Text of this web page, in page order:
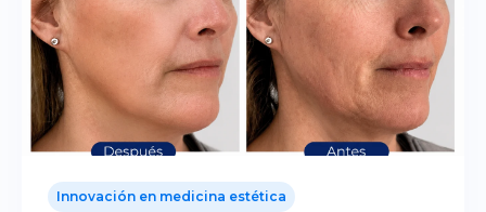
Innovación en medicina estética